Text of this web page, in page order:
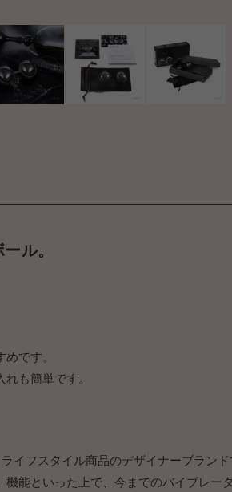
ル。
です。
も簡単です。
イフスタイル商品のデザイナーブランド
能といった上で、今までのバイブレー